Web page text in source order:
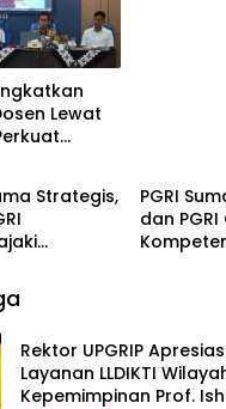
Lewat
Strategis,
PGRI
dan
Rektor UPGRIP
Layanan LLDIKTI
Kepemimpinan Prof.